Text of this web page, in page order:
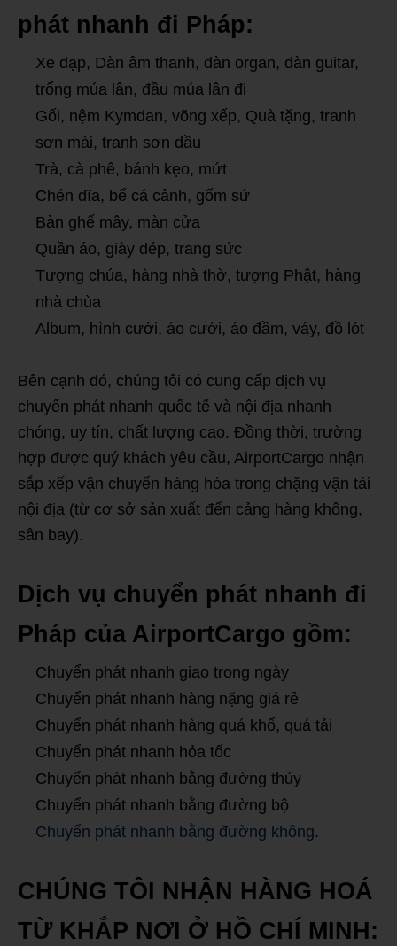
phát nhanh đi Pháp:
Xe đạp, Dàn âm thanh, đàn organ, đàn guitar,
trống múa lân, đầu múa lân đi
Gối, nệm Kymdan, võng xếp, Quà tặng, tranh
sơn mài, tranh sơn dầu
Trà, cà phê, bánh kẹo, mứt
Chén dĩa, bể cá cảnh, gốm sứ
Bàn ghế mây, màn cửa
Quần áo, giày dép, trang sức
Tượng chúa, hàng nhà thờ, tượng Phật, hàng
nhà chùa
Album, hình cưới, áo cưới, áo đầm, váy, đồ lót
Bên cạnh đó, chúng tôi có cung cấp dịch vụ
chuyển phát nhanh quốc tế và nội địa nhanh
chóng, uy tín, chất lượng cao. Đồng thời, trường
hợp được quý khách yêu cầu, AirportCargo nhận
sắp xếp vận chuyển hàng hóa trong chặng vận tải
nội địa (từ cơ sở sản xuất đến cảng hàng không,
sân bay).
Dịch vụ chuyển phát nhanh đi
Pháp của AirportCargo gồm:
Chuyển phát nhanh giao trong ngày
Chuyển phát nhanh hàng nặng giá rẻ
Chuyển phát nhanh hàng quá khổ, quá tải
Chuyển phát nhanh hỏa tốc
Chuyển phát nhanh bằng đường thủy
Chuyển phát nhanh bằng đường bộ
Chuyển phát nhanh bằng đường không.
CHÚNG TÔI NHẬN HÀNG HOÁ
TỪ KHẮP NƠI Ở HỒ CHÍ MINH: